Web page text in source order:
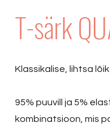
T-särk
Klassikalise, lihtsa
95% puuvill ja 5%
kombinatsioon, mis